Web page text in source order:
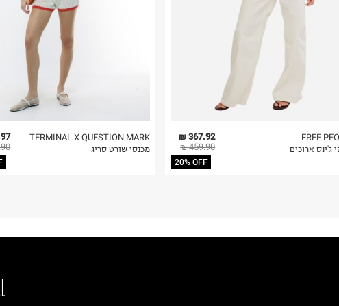
בלבד. לא ניתן
₪
₪
TERMINAL X QUESTION MARK
מכנסי שורט סריג
367.92 ₪
459.90 ₪
20% OFF
FREE
ג'ינס ארוכים